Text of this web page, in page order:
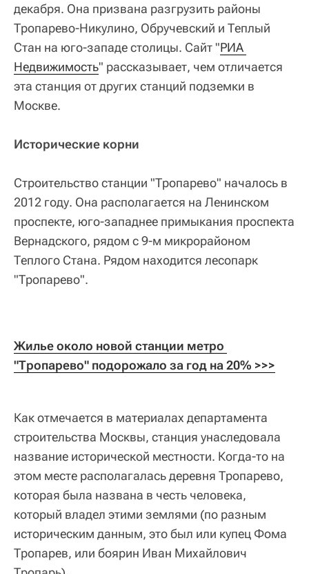
декабря. Она призвана разгрузить районы
Тропарево-Никулино, Обручевский и Теплый
Стан на юго-западе столицы. Сайт "РИА
Недвижимость" рассказывает, чем отличается
эта станция от других станций подземки в
Москве.
Исторические корни
Строительство станции "Тропарево" началось в
2012 году. Она располагается на Ленинском
проспекте, юго-западнее примыкания проспекта
Вернадского, рядом с 9-м микрорайоном
Теплого Стана. Рядом находится лесопарк
"Тропарево".
Жилье около новой станции метро
"Тропарево" подорожало за год на 20% >>>
Как отмечается в материалах департамента
строительства Москвы, станция унаследовала
название исторической местности. Когда-то на
этом месте располагалась деревня Тропарево,
которая была названа в честь человека,
который владел этими землями (по разным
историческим данным, это был или купец Фома
Тропарев, или боярин Иван Михайлович